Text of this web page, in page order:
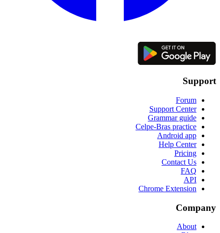
Support
Forum
Support Center
Grammar guide
Celpe-Bras practice
Android app
Help Center
Pricing
Contact Us
FAQ
API
Chrome Extension
Company
About